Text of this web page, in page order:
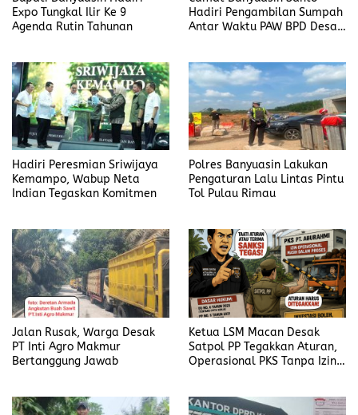
Expo Tungkal Ilir Ke 9
Agenda Rutin Tahunan
Hadiri Pengambilan Sumpah
Antar Waktu PAW BPD Desa
Hadiri Peresmian Sriwijaya
Kemampo, Wabup Neta
Indian Tegaskan Komitmen
Polres Banyuasin Lakukan
Pengaturan Lalu Lintas Pintu
Tol Pulau Rimau
Jalan Rusak, Warga Desak
PT Inti Agro Makmur
Bertanggung Jawab
Ketua LSM Macan Desak
Satpol PP Tegakkan Aturan,
Operasional PKS Tanpa Izin